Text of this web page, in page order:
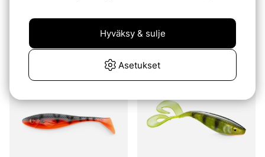
Scout Slow Roller 20cm
€9.10
Scout Shad 23cm
€11.90
Asetukset
Hyväksy & sulje